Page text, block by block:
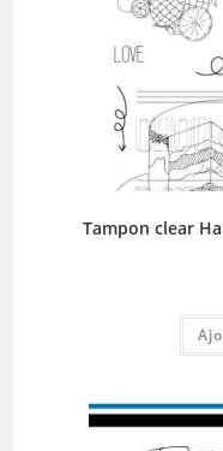
Tampon clear